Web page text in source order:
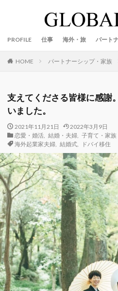
PROFILE 仕事 海外・旅 パート
HOME パートナーシップ・家族
支えてくださる皆様に感謝
いました。
2021年11月21日
2022年3月9日
恋愛・婚活, 結婚・夫婦, 子育て・家族
海外起業家夫婦, 結婚式, ドバイ移住